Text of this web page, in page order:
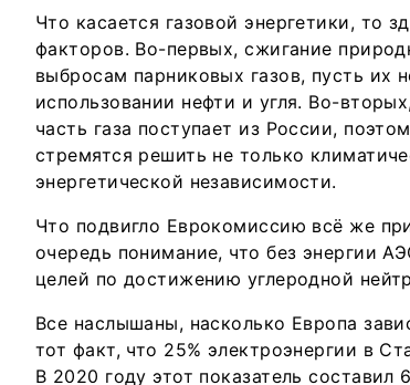
Что касается газовой энергетики, то
факторов. Во-первых, сжигание
выбросам парниковых газов, пусть их
использовании нефти и угля. Во-
часть газа поступает из России,
стремятся решить не только
энергетической независимости.
Что подвигло Еврокомиссию всё же
очередь понимание, что без энергии
целей по достижению углеродной
Все наслышаны, насколько Европа
тот факт, что 25% электроэнергии в
В 2020 году этот показатель